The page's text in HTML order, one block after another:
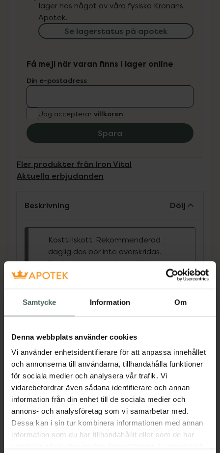
Samtycke Information Om
Denna webbplats använder cookies
Vi använder enhetsidentifierare för att anpassa innehållet
och annonserna till användarna, tillhandahålla funktioner
för sociala medier och analysera vår trafik. Vi
vidarebefordrar även sådana identifierare och annan
information från din enhet till de sociala medier och
annons- och analysföretag som vi samarbetar med.
Dessa kan i sin tur kombinera informationen med annan
information som du har tillhandahållit eller som de har
lager hos något av våra fysiska Kronans
Apotek.
Se lagerstatus på apotek
Få mejl när varan finns i lager online
Din e-postadress
Jag accepterar villkoren
Spara
Fler produkter från Iron Vital
Aktuella erbjudanden
Beskrivning Dölj
Kosttillskott. Rekommenderad
daglig dos bör inte överskridas.
Kosttillskott bör inte ersätta en
varierad kost och en hälsosam
livsstil. Förvaras utom räckhåll för
små barn.
IronVITAL® , baserat på rödbeta, körsbär,
behovet av järn och innehåller järn i tvåvärdig
form (järn-II-glukonat) som absorberas lätt av
kroppen. Innehåller även Vitamin C som ökar
absorptionen av järn.
IronVITAL® är ett välsmakande tillskott av
järn som bidrar till att minska trötthet och
utmattning. Kan användas av gravida,